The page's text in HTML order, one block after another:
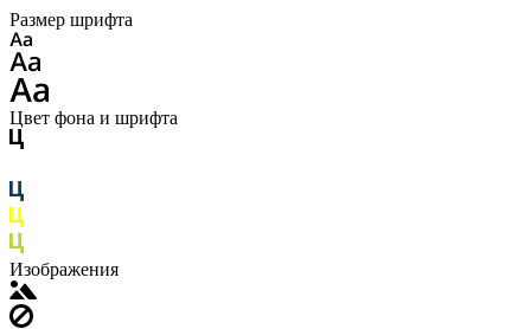
Размер шрифта
Цвет фона и шрифта
Изображения